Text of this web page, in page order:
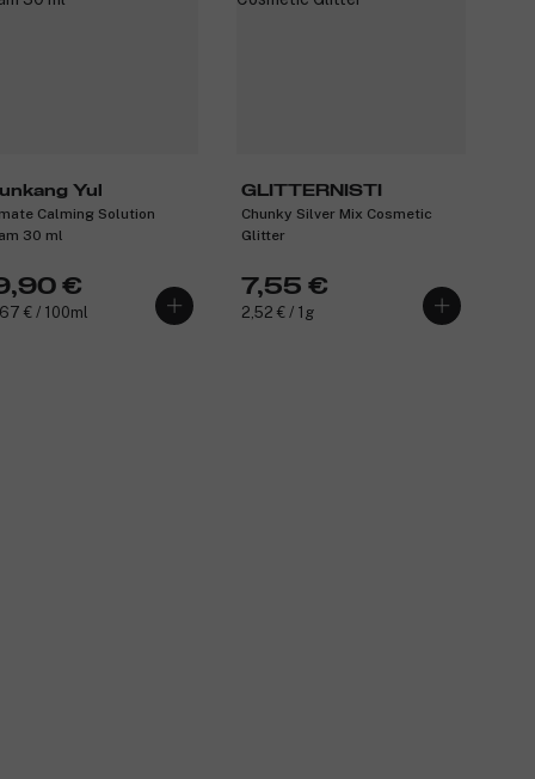
Yul
Calming Solution
30 ml
€
€ / 100ml
GLITTERNISTI
Chunky Silver Mix Cosmetic
Glitter
7,55 €
2,52 € / 1g